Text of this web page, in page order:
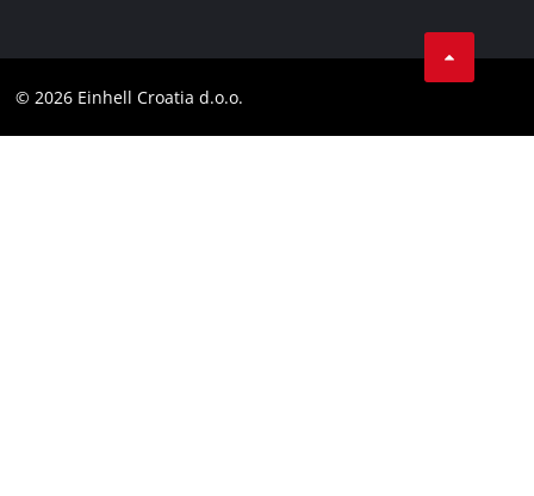
Obavijest za kupce
Sukladnost
YouТube
© 2026 Einhell Croatia d.o.o.